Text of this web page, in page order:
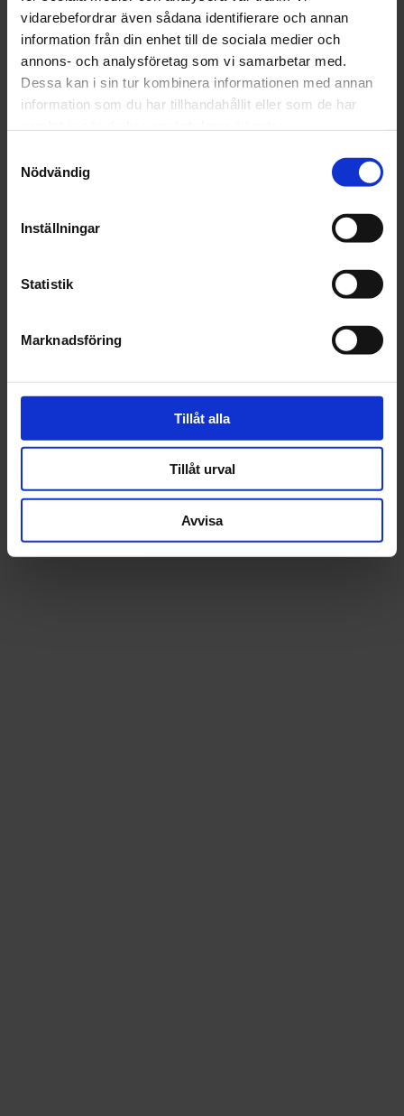
vidarebefordrar även sådana identifierare och annan
information från din enhet till de sociala medier och
annons- och analysföretag som vi samarbetar med.
Dessa kan i sin tur kombinera informationen med annan
information som du har tillhandahållit eller som de har
Nödvändig
Inställningar
Statistik
Marknadsföring
Tillåt alla
Tillåt urval
Avvisa
Finns i lager
Inkl. moms: 57 kr
Lägg i varukorgen
Fri frakt över 1500kr
Beskrivning
Fråga om produkt